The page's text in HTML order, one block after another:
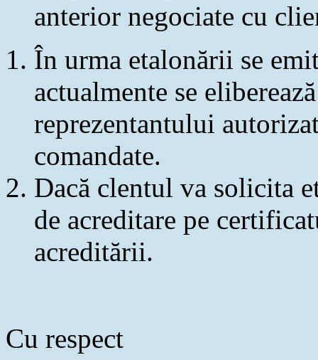
anterior negociate cu
În urma etalonării se
actualmente se
reprezentantului
comandate.
Dacă clentul va solicita
de acreditare pe
acreditării.
Сu respect